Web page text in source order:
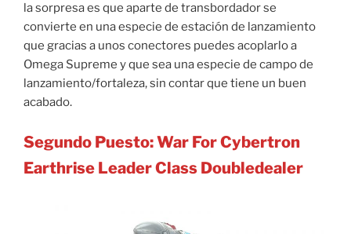
la sorpresa es que aparte de transbordador se
convierte en una especie de estación de lanzamiento
que gracias a unos conectores puedes acoplarlo a
Omega Supreme y que sea una especie de campo de
lanzamiento/fortaleza, sin contar que tiene un buen
acabado.
Segundo Puesto: War For Cybertron
Earthrise Leader Class Doubledealer